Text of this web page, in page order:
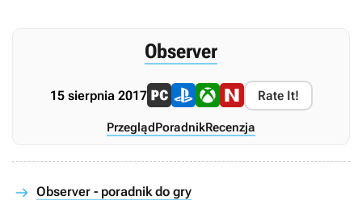
Observer
15 sierpnia 2017 Rate It!
PrzeglądPoradnikRecenzja
Observer - poradnik do gry